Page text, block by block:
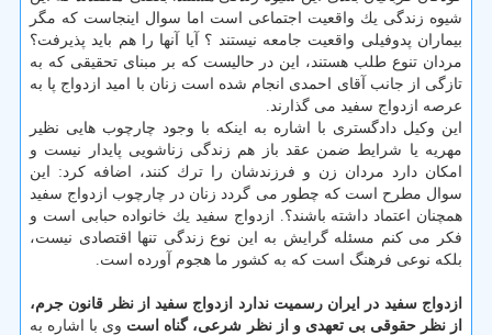
شیوه زندگی یك واقعیت اجتماعی است اما سوال اینجاست كه مگر
بیماران پدوفیلی واقعیت جامعه نیستند ؟ آیا آنها را هم باید پذیرفت؟
مردان تنوع طلب هستند، این در حالیست كه بر مبنای تحقیقی كه به
تازگی از جانب آقای احمدی انجام شده است زنان با امید ازدواج پا به
عرصه ازدواج سفید می گذارند.
این وكیل دادگستری با اشاره به اینكه با وجود چارچوب هایی نظیر
مهریه یا شرایط ضمن عقد باز هم زندگی زناشویی پایدار نیست و
امكان دارد مردان زن و فرزندشان را ترك كنند، اضافه كرد: این
سوال مطرح است كه چطور می گردد زنان در چارچوب ازدواج سفید
همچنان اعتماد داشته باشند؟. ازدواج سفید یك خانواده حبابی است و
فكر می كنم مسئله گرایش به این نوع زندگی تنها اقتصادی نیست،
بلكه نوعی فرهنگ است كه به كشور ما هجوم آورده است.
ازدواج سفید در ایران رسمیت ندارد ازدواج سفید از نظر قانون جرم،
از نظر حقوقی بی تعهدی و از نظر شرعی، گناه است وی با اشاره به